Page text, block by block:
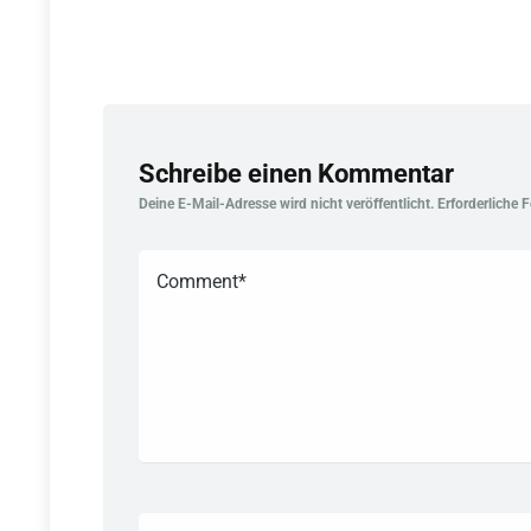
Schreibe einen Kommentar
Deine E-Mail-Adresse wird nicht veröffentlicht. Erforderliche